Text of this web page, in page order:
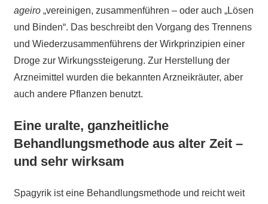
ageiro„vereinigen, zusammenführen – oder auch „Lösen
und Binden“. Das beschreibt den Vorgang des Trennens
und Wiederzusammenführens der Wirkprinzipien einer
Droge zur Wirkungssteigerung. Zur Herstellung der
Arzneimittel wurden die bekannten Arzneikräuter, aber
auch andere Pflanzen benutzt.
Eine uralte, ganzheitliche
Behandlungsmethode aus alter Zeit –
und sehr wirksam
Spagyrik ist eine Behandlungsmethode und reicht weit